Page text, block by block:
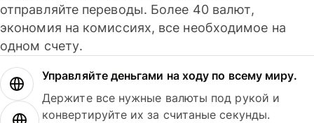
отправляйте переводы. Более 40 валют,
экономия на комиссиях, все необходимое на
одном счету.
Управляйте деньгами на ходу по всему миру.
Держите все нужные валюты под рукой и
конвертируйте их за считаные секунды.